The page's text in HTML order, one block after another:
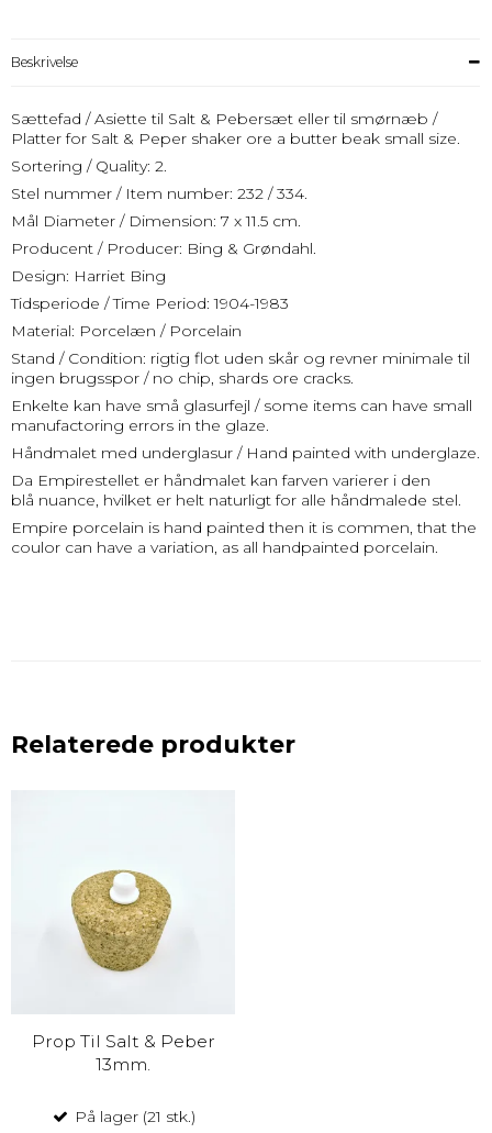
Beskrivelse
Sættefad / Asiette til Salt & Pebersæt eller til smørnæb /
Platter for Salt & Peper shaker ore a butter beak small size.
Sortering / Quality: 2.
Stel nummer / Item number: 232 / 334.
Mål Diameter / Dimension: 7 x 11.5 cm.
Producent / Producer: Bing & Grøndahl.
Design: Harriet Bing
Tidsperiode / Time Period: 1904-1983
Material: Porcelæn / Porcelain
Stand / Condition: rigtig flot uden skår og revner minimale til
ingen brugsspor / no chip, shards ore cracks.
Enkelte kan have små glasurfejl / some items can have small
manufactoring errors in the glaze.
Håndmalet med underglasur / Hand painted with underglaze.
Da Empirestellet er håndmalet kan farven varierer i den
blå nuance, hvilket er helt naturligt for alle håndmalede stel.
Empire porcelain is hand painted then it is commen, that the
coulor can have a variation, as all handpainted porcelain.
Relaterede produkter
Prop Til Salt & Peber
13mm.
På lager (21 stk.)